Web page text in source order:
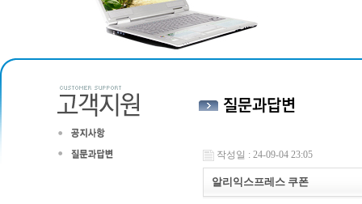
작성일 : 24-09-04 23:05
알리익스프레스 쿠폰